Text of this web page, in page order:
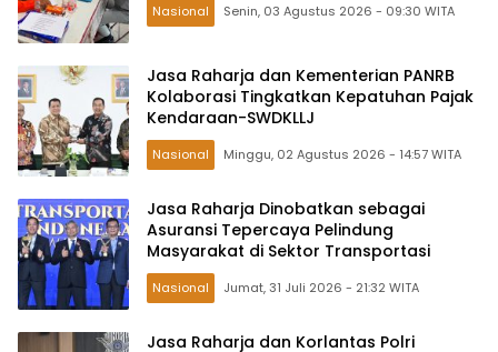
Nasional Senin, 03 Agustus 2026 - 09:30 WITA
Jasa Raharja dan Kementerian PANRB
Kolaborasi Tingkatkan Kepatuhan Pajak
Kendaraan-SWDKLLJ
Nasional Minggu, 02 Agustus 2026 - 14:57 WITA
Jasa Raharja Dinobatkan sebagai
Asuransi Tepercaya Pelindung
Masyarakat di Sektor Transportasi
Nasional Jumat, 31 Juli 2026 - 21:32 WITA
Jasa Raharja dan Korlantas Polri